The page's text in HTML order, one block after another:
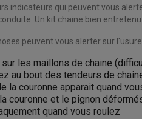
indicateurs qui peuvent vous
Un kit chaine bien
peuvent vous alerter sur
les maillons de chaine
au bout des tendeurs de
la couronne apparait quand
couronne et le pignon
quand vous roulez